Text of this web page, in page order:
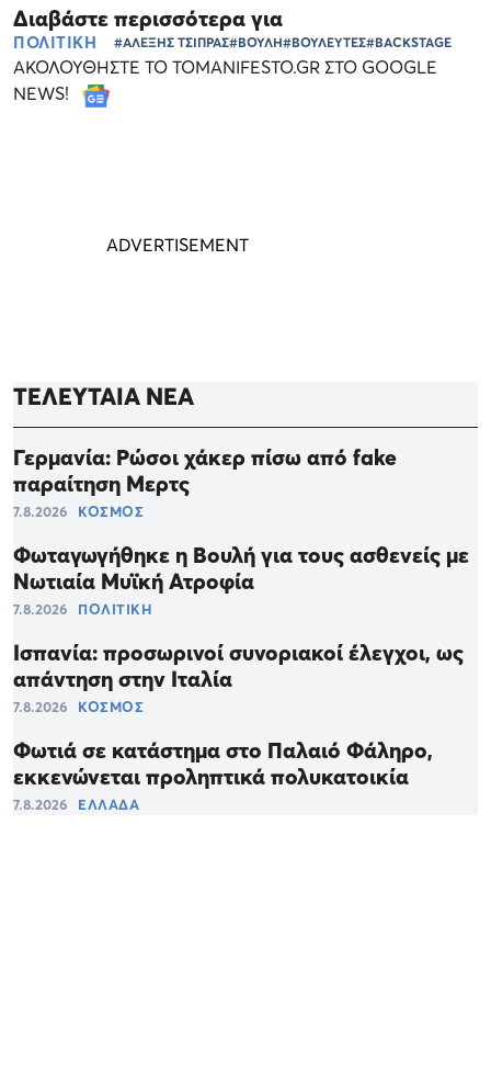
Διαβάστε περισσότερα για
ΠΟΛΙΤΙΚΗ #ΑΛΕΞΗΣ ΤΣΙΠΡΑΣ#ΒΟΥΛΗ#ΒΟΥΛΕΥΤΕΣ#BACKSTAGE
ΑΚΟΛΟΥΘΗΣΤΕ ΤΟ TOMANIFESTO.GR ΣΤΟ GOOGLE
NEWS!
ΤΕΛΕΥΤΑΙΑ ΝΕΑ
Γερμανία: Ρώσοι χάκερ πίσω από fake
παραίτηση Μερτς
7.8.2026 ΚΟΣΜΟΣ
Φωταγωγήθηκε η Βουλή για τους ασθενείς με
Νωτιαία Μυϊκή Ατροφία
7.8.2026 ΠΟΛΙΤΙΚΗ
Ισπανία: προσωρινοί συνοριακοί έλεγχοι, ως
απάντηση στην Ιταλία
7.8.2026 ΚΟΣΜΟΣ
Φωτιά σε κατάστημα στο Παλαιό Φάληρο,
εκκενώνεται προληπτικά πολυκατοικία
7.8.2026 ΕΛΛΑΔΑ